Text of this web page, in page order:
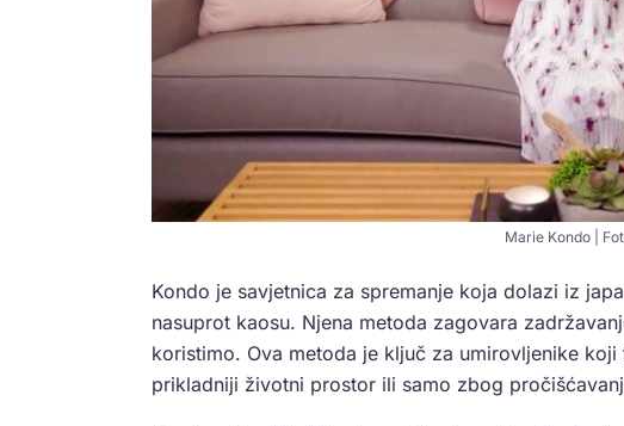
Marie Kondo |
Kondo je savjetnica za spremanje koja dolazi iz
nasuprot kaosu. Njena metoda zagovara
koristimo. Ova metoda je ključ za umirovljenike
prikladniji životni prostor ili samo zbog